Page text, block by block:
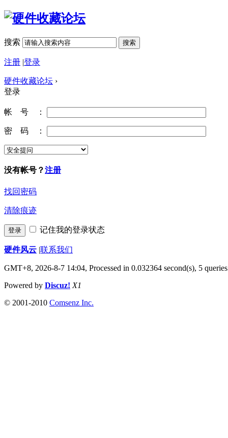
搜索 搜索
注册 |登录
硬件收藏论坛 ›
登录
帐 号 ：
密 码 ：
没有帐号？注册
找回密码
清除痕迹
登录 记住我的登录状态
硬件风云 |联系我们
GMT+8, 2026-8-7 14:04, Processed in 0.032364 second(s), 5 queries
Powered by Discuz! X1
© 2001-2010 Comsenz Inc.